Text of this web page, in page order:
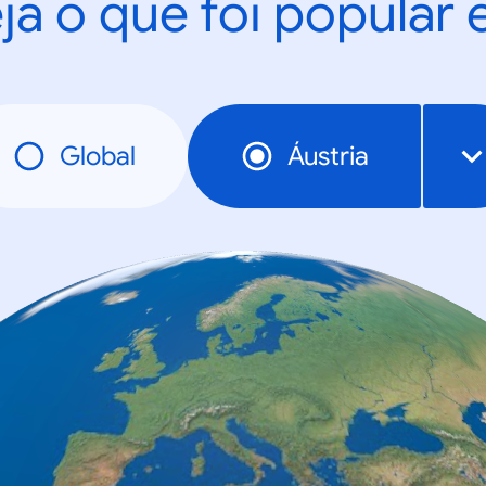
o que foi popular
Global Áustria